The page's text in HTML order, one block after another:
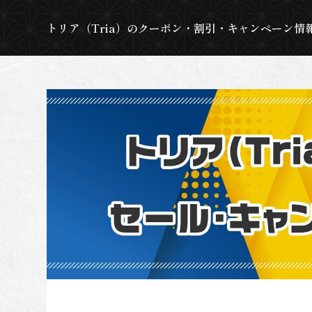
トリア（Tria）のクーポン・割引・キャンペーン情